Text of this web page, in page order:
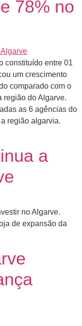
78% no
constituído entre 01
um crescimento
comparado com o
região do Algarve.
as 6 agências do
região algarvia.
a
no Algarve.
de expansão da